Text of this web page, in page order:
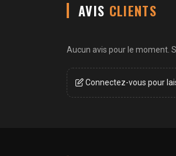
AVIS CLIENTS
Aucun avis pour le moment.
Connectez-vous pour